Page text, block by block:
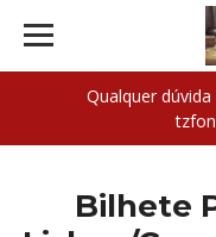
Qualquer
Bilhete